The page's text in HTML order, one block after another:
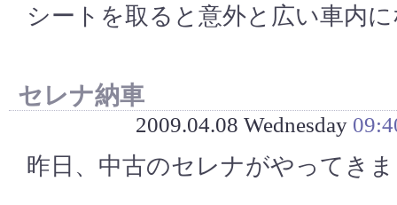
シートを取ると意外と広い車内
セレナ納車
2009.04.08 Wednesday
昨日、中古のセレナがやってき